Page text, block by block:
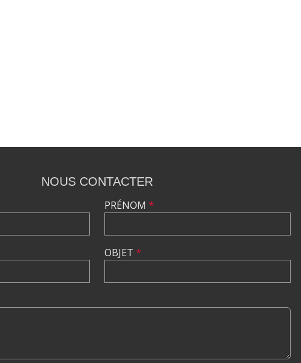
NOUS CONTACTER
PRÉNOM *
OBJET *